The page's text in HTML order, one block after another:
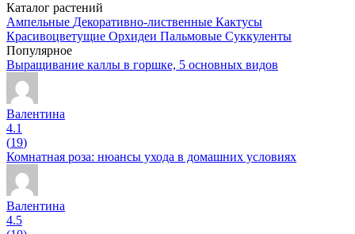
Каталог растений
Ампельные Декоративно-лиственные Кактусы
Красивоцветущие Орхидеи Пальмовые Суккуленты
Популярное
Выращивание каллы в горшке, 5 основных видов
Валентина
4.1
(19)
Комнатная роза: нюансы ухода в домашних условиях
Валентина
4.5